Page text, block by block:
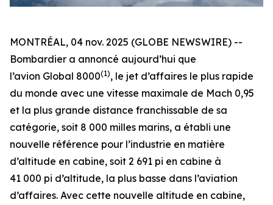
MONTRÉAL, 04 nov. 2025 (GLOBE NEWSWIRE) --
Bombardier a annoncé aujourd’hui que
l’avion Global 8000(1), le jet d’affaires le plus rapide
du monde avec une vitesse maximale de Mach 0,95
et la plus grande distance franchissable de sa
catégorie, soit 8 000 milles marins, a établi une
nouvelle référence pour l’industrie en matière
d’altitude en cabine, soit 2 691 pi en cabine à
41 000 pi d’altitude, la plus basse dans l’aviation
d’affaires. Avec cette nouvelle altitude en cabine,